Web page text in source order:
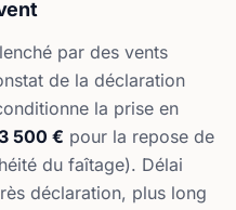
par des vents
de la déclaration
la prise en
500 € pour la repose de
du faîtage). Délai
déclaration, plus long